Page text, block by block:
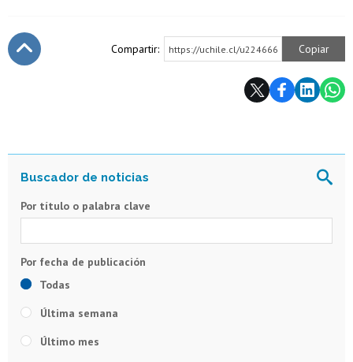
Compartir: https://uchile.cl/u224666 Copiar
Por título o palabra clave
Todas
Última semana
Último mes